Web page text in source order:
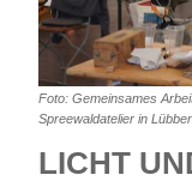
Foto: Gemeinsames
Spreewaldatelier in
LICHT